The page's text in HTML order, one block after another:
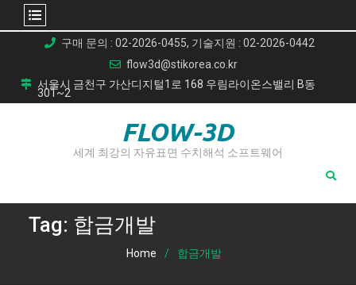
content
구매 문의 : 02-2026-0455, 기술지원 : 02-2026-0442
flow3d@stikorea.co.kr
서울시 금천구 가산디지털1로 168 우림라이온스밸리 B동
301~2
FLOW-3D
세계 최강의 자유표면 수치해석 소프트웨어
Tag: 합금개발
Home 합금개발